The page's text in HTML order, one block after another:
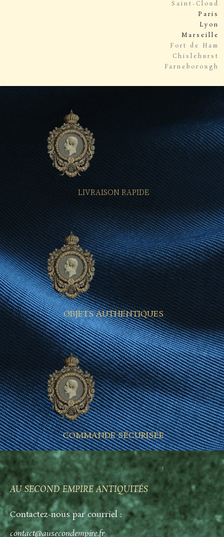
Saint-Cloud
Paris
Lyon
Marseille
Fort de Ham
Chislehurst
Farneborough
LIVRAISON RAPIDE
OBJETS AUTHENTIQUES
COMMANDE SÉCURISÉE
AU SECOND EMPIRE ANTIQUITÉS
Contactez-nous par courriel :
contact@ausecondempire.fr